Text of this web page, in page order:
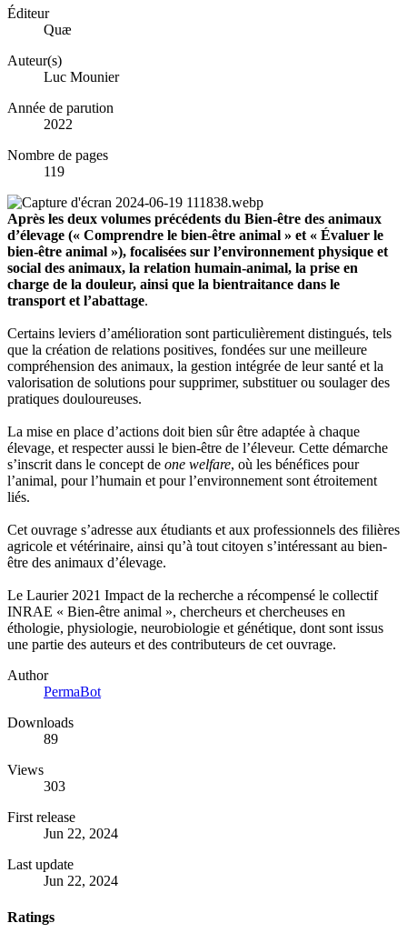
Éditeur
Quæ
Auteur(s)
Luc Mounier
Année de parution
2022
Nombre de pages
119
Après les deux volumes précédents du Bien‑être des animaux
d’élevage (« Comprendre le bien‑être animal » et « Évaluer le
bien‑être animal »), focalisées sur l’environnement physique et
social des animaux, la relation humain-animal, la prise en
charge de la douleur, ainsi que la bientraitance dans le
transport et l’abattage.
Certains leviers d’amélioration sont particulièrement distingués, tels
que la création de relations positives, fondées sur une meilleure
compréhension des animaux, la gestion intégrée de leur santé et la
valorisation de solutions pour supprimer, substituer ou soulager des
pratiques douloureuses.
La mise en place d’actions doit bien sûr être adaptée à chaque
élevage, et respecter aussi le bien-être de l’éleveur. Cette démarche
s’inscrit dans le concept de one welfare, où les bénéfices pour
l’animal, pour l’humain et pour l’environnement sont étroitement
liés.
Cet ouvrage s’adresse aux étudiants et aux professionnels des filières
agricole et vétérinaire, ainsi qu’à tout citoyen s’intéressant au bien-
être des animaux d’élevage.
Le Laurier 2021 Impact de la recherche a récompensé le collectif
INRAE « Bien-être animal », chercheurs et chercheuses en
éthologie, physiologie, neurobiologie et génétique, dont sont issus
une partie des auteurs et des contributeurs de cet ouvrage.
Author
PermaBot
Downloads
89
Views
303
First release
Jun 22, 2024
Last update
Jun 22, 2024
Ratings